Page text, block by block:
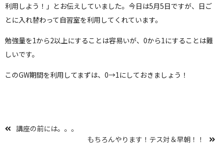
利用しよう！」とお伝えしていました。今日は5月5日ですが、日ご
とに入れ替わって自習室を利用してくれています。
勉強量を1から2以上にすることは容易いが、0から1にすることは難
しいです。
このGW期間を利用してまずは、0→1にしておきましょう！
講座の前には。。。
もちろんやります！テス対＆早朝！！